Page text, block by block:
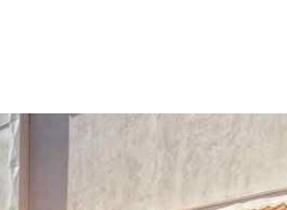
Franca, Jardim Piratininga, com 3